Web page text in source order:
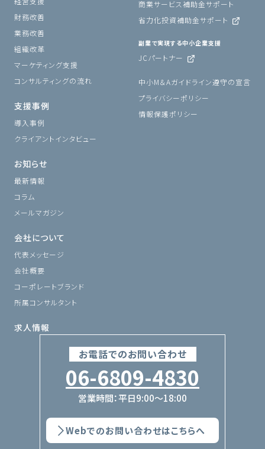
お電話でのお問い合わせ
06-6809-4830
営業時間：平日9:00〜18:00
Webでのお問い合わせはこちらへ
財務改善
業務改善
組織改革
マーケティング支援
コンサルティングの流れ
支援事例
導入事例
クライアントインタビュー
お知らせ
最新情報
コラム
メールマガジン
会社について
代表メッセージ
会社概要
コーポレートブランド
所属コンサルタント
求人情報
商業サービス補助金サポート
省力化投資補助金サポート
副業で実現する中小企業支援
JCパートナー
中小M＆Aガイドライン遵守の宣言
プライバシーポリシー
情報保護ポリシー